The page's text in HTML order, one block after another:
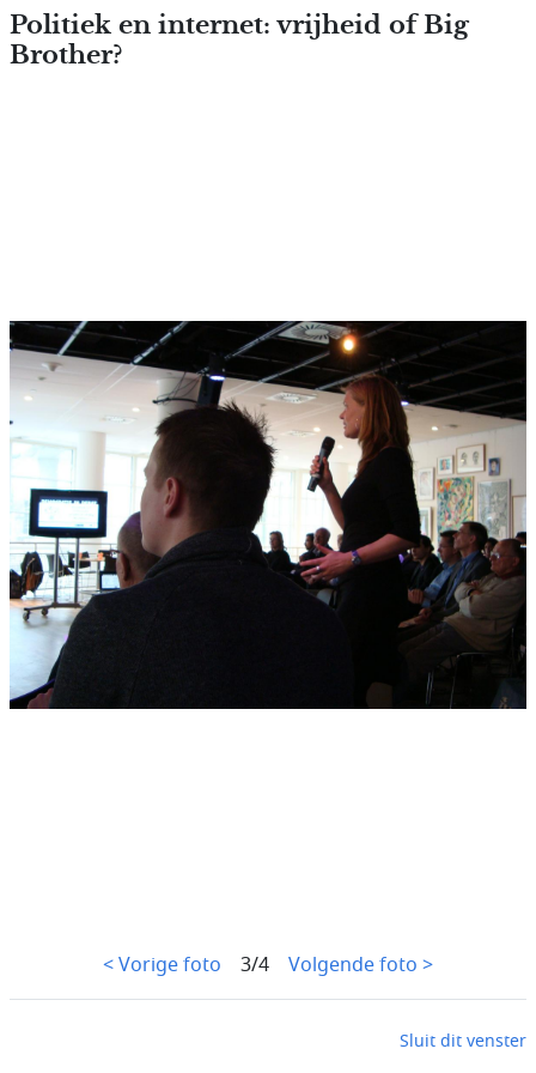
Overslaan en naar de
Politiek en internet: vrijheid of Big
Brother?
< Vorige foto 3/4 Volgende foto >
Sluit dit venster